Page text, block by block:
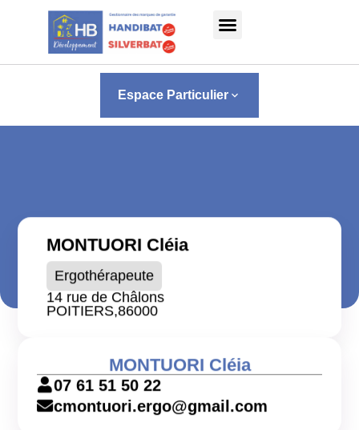
Panneau de gestion des cookies
Espace Particulier keyboard_arrow_down
MONTUORI Cléia
Ergothérapeute
14 rue de Châlons
POITIERS,86000
MONTUORI Cléia
07 61 51 50 22
cmontuori.ergo@gmail.com